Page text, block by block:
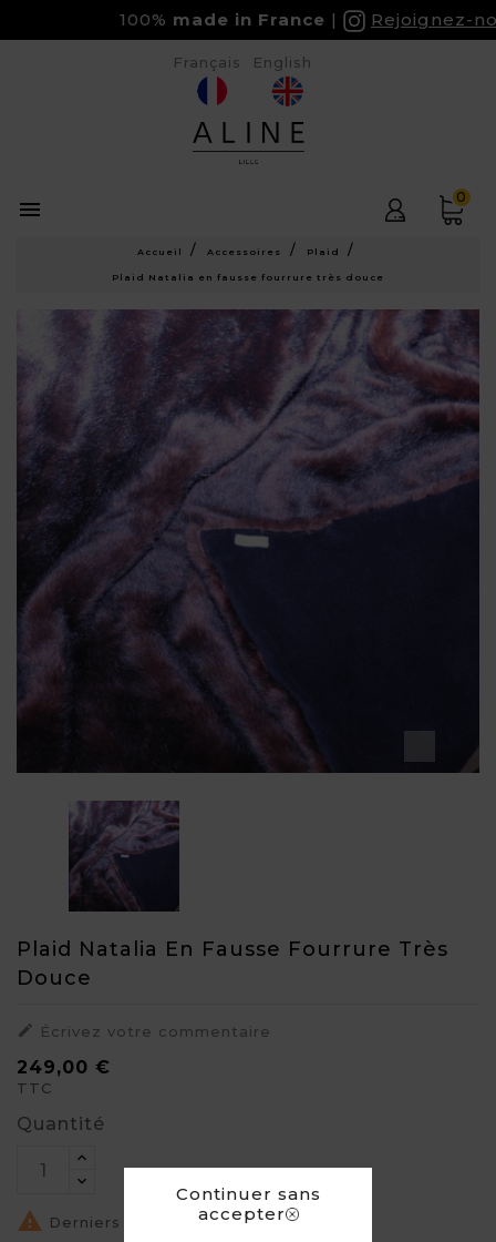
Continuer sans
accepter
100%made in France Rejoignez-
 0
Français English
Accueil Accessoires Plaid
Plaid Natalia en fausse fourrure très douce
Plaid Natalia En Fausse Fourrure Très
Douce
 Écrivez votre commentaire
249,00 €
TTC
Quantité
 Derniers articles en stock